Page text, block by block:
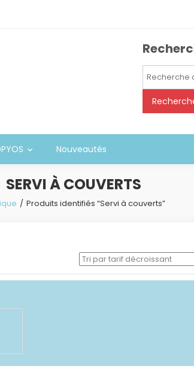
Recherche
Nouveautés
SERVI À COUVERTS
Produits identifiés “Servi à couverts”